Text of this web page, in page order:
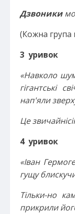
Дзвоники
(Кожна група
3 уривок
«Навколо
гігантські
нап'яли
Це
4 уривок
«Іван
гущу
Тільки-но
прикрили